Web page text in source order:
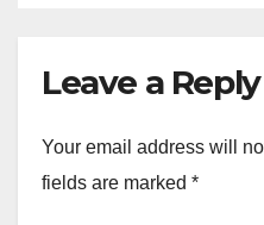
Leave a Reply
Your email address will
fields are marked *